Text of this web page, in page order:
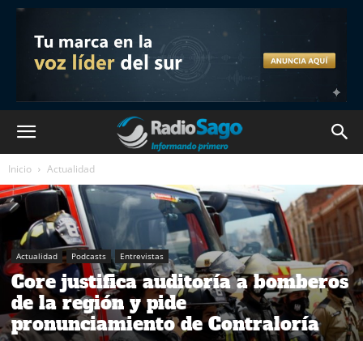
Inicio Actualidad
Actualidad Podcasts Entrevistas
Core justifica auditoría a bomberos
de la región y pide
pronunciamiento de Contraloría